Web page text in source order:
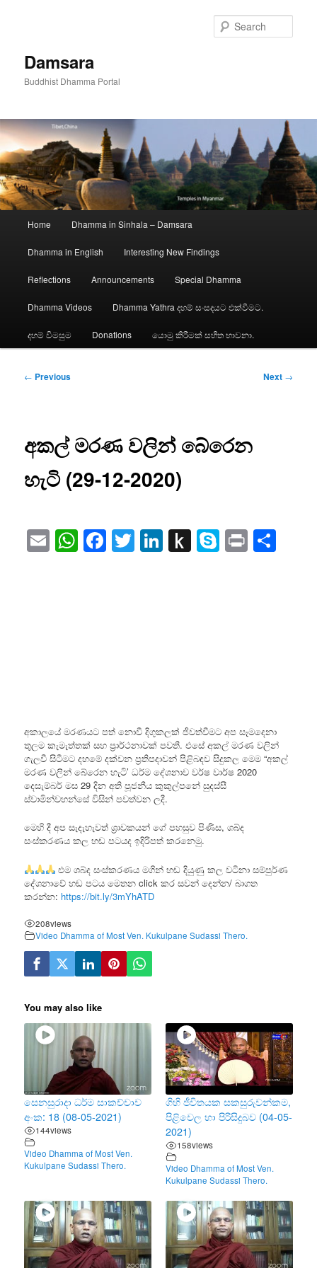
Damsara
Buddhist Dhamma Portal
Home Dhamma in Sinhala – Damsara
Dhamma in English Interesting New Findings
Reflections Announcements Special Dhamma
Dhamma Videos Dhamma Yathra දහම් සංසදයට එක්වීමට.
දහම් විමසුම Donations යොමු කිරීමක් සහිත භාවනා.
Post
← Previous Next →
අකල් මරණ වලින් බේරෙන
හැටි (29-12-2020)
EmailWhatsApp
Facebook
Twitter
LinkedIn
Push
to
Skype
Print
අකාලයේ මරණයට පත් නොවී දිගුකලක් ජීවත්වීමට අප සෑමදෙනා
තුලම කැමැත්තක් සහ ප්‍රාර්ථනාවක් පවතී. එසේ අකල් මරණ වලින්
ගැලවී සිටීමට දහමේ දක්වන ප්‍රතිපදාවන් පිළිබඳව සිදුකල මෙම “අකල්
මරණ වලින් බේරෙන හැටි’ ධර්ම දේශනාව වර්ෂ වාර්ෂ 2020
දෙසැම්බර් මස 29 දින අති පූජනීය කුකුල්පනේ සුදස්සී
ස්වාමින්වහන්සේ විසින් පවත්වන ලදී.
මෙහි දී අප සැදැහැවත් ශ්‍රාවකයන් ගේ පහසුව පිණිස, ශබ්ද
සංස්කරණය කල හඬ පටයද ඉදිරිපත් කරනෙමු.
එම ශබ්ද සංස්කරණය මගින් හඬ දියුණු කල වටිනා සම්පුර්ණ
දේශනාවේ හඬ පටය මෙතන click කර සවන් දෙන්න/ බාගත
කරන්න: https://bit.ly/3mYhATD
208views
Video Dhamma of Most Ven. Kukulpane Sudassi Thero.
You may also like
සෙනසුරාදා ධර්ම සාකච්චාව
අංක: 18 (08-05-2021)
144views
Video Dhamma of Most Ven.
Kukulpane Sudassi Thero.
ගිහි ජීවිතයක සකසුරුවන්කම,
පිළිවෙල හා පිරිසිදුබව (04-05-
2021)
158views
Video Dhamma of Most Ven.
Kukulpane Sudassi Thero.